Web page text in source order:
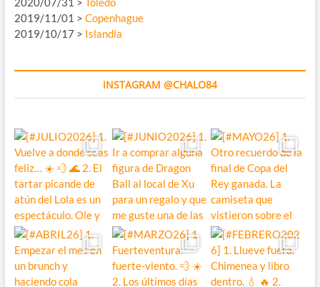
2019/11/01 > Copenhague
2019/10/17 > Islandia
INSTAGRAM @CHALO84